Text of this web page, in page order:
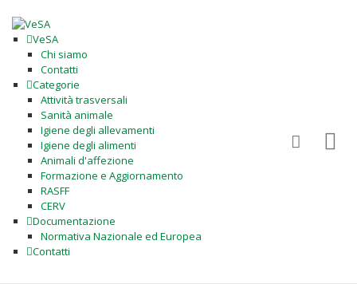
VeSA
Chi siamo
Contatti
Categorie
Attività trasversali
Sanità animale
Igiene degli allevamenti
Igiene degli alimenti
Animali d'affezione
Formazione e Aggiornamento
RASFF
CERV
Documentazione
Normativa Nazionale ed Europea
Contatti